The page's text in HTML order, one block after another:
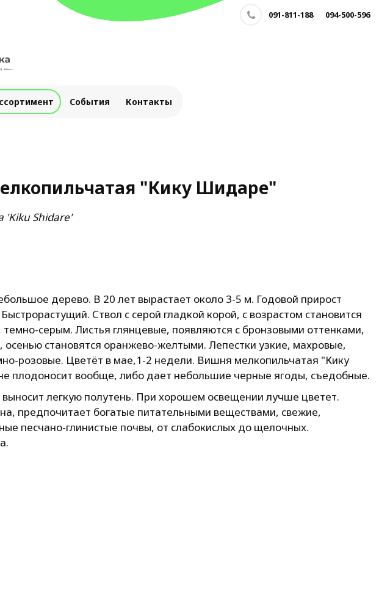
091-811-188 094-500-596
События Контакты
"Кику Шидаре"
'Kiku Shidare'
дерево. В 20 лет вырастает около 3-5 м. Годовой прирост
Ствол с серой гладкой корой, с возрастом становится
серым. Листья глянцевые, появляются с бронзовыми оттенками,
становятся оранжево-желтыми. Лепестки узкие, махровые,
розовые. Цветёт в мае,1-2 недели. Вишня мелкопильчатая "Кику
плодоносит вообще, либо дает небольшие черные ягоды, съедобные.
легкую полутень. При хорошем освещении лучше цветет.
предпочитает богатые питательными веществами, свежие,
песчано-глинистые почвы, от слабокислых до щелочных.